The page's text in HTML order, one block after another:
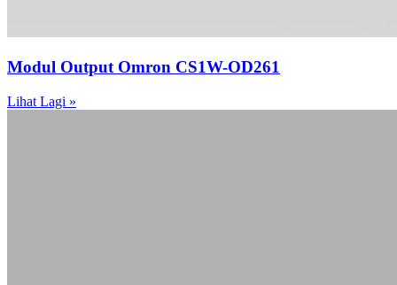
Modul Output Omron CS1W-OD261
Lihat Lagi »